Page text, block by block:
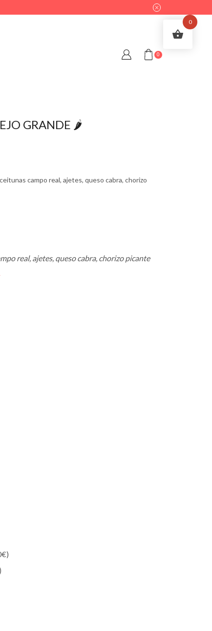
0
GRANDE 🌶
campo real, ajetes, queso cabra, chorizo
real, ajetes, queso cabra, chorizo picante
€)
)
0